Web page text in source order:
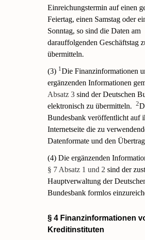
Einreichungstermin auf einen
Feiertag, einen Samstag oder
Sonntag, so sind die Daten am
darauffolgenden Geschäftstag
übermitteln.
(3) 1Die Finanzinformationen
ergänzenden Informationen
Absatz 3 sind der Deutschen
elektronisch zu übermitteln.
2
Bundesbank veröffentlicht auf
Internetseite die zu
Datenformate und den
(4) Die ergänzenden
§ 7 Absatz 1 und 2 sind der
Hauptverwaltung der
Bundesbank formlos
§ 4 Finanzinformationen
Kreditinstituten